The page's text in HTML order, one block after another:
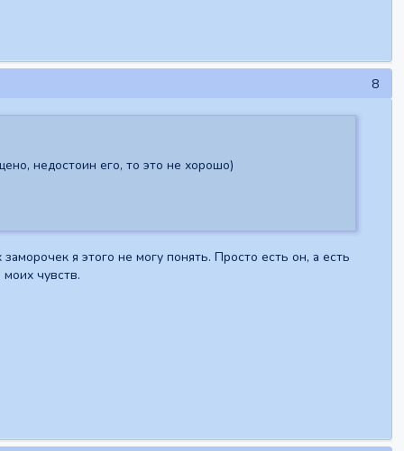
8
недостоин его, то это не хорошо)
я этого не могу понять. Просто есть он, а есть
чувств.